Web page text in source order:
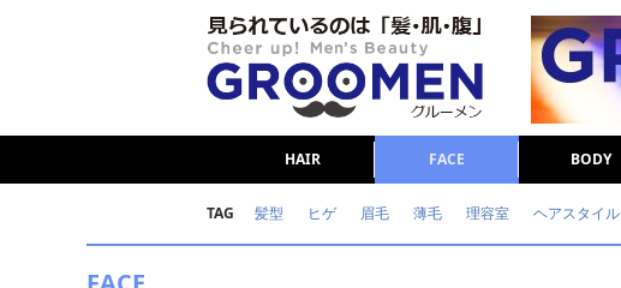
HAIR FACE BODY
TAG 髪型 ヒゲ 眉毛 薄毛 理容室 ヘアスタイル